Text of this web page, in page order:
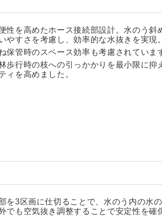
性を高めたホース接続部設計。水のう斜
やすさを考慮し、効率的な水抜きを実現。
保管時のスペース効率も考慮されていま
歩行時の枝への引っかかりを最小限に抑
ィを高めました。
を3区画に仕切ることで、水のう内の水
でも空気抜き調整することで安定性を確